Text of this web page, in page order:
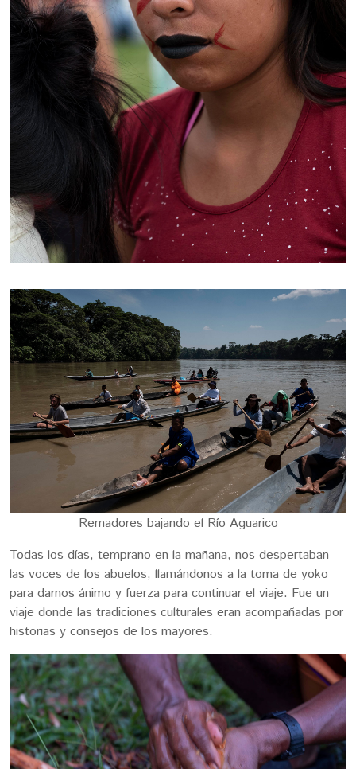
Remadores bajando el Río Aguarico
Todas los días, temprano en la mañana, nos despertaban
las voces de los abuelos, llamándonos a la toma de yoko
para darnos ánimo y fuerza para continuar el viaje. Fue un
viaje donde las tradiciones culturales eran acompañadas por
historias y consejos de los mayores.